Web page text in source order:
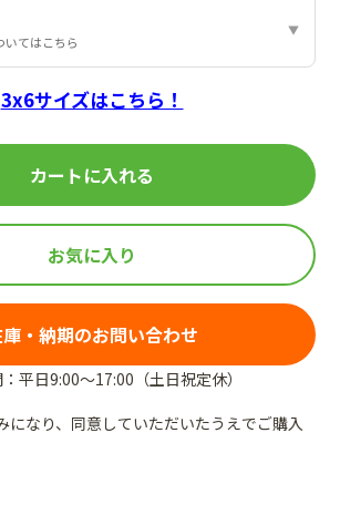
いてはこちら
3x6サイズはこちら！
カートに入れる
お気に入り
・納期のお問い合わせ
平日9:00～17:00（土日祝定休）
になり、同意していただいたうえでご購入